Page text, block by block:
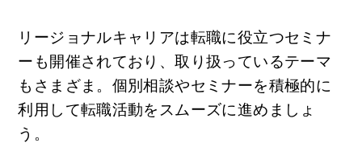
リージョナルキャリアは転職に役立つセミナ
ーも開催されており、取り扱っているテーマ
もさまざま。個別相談やセミナーを積極的に
利用して転職活動をスムーズに進めましょ
う。